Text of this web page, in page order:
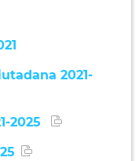
2021-
2025